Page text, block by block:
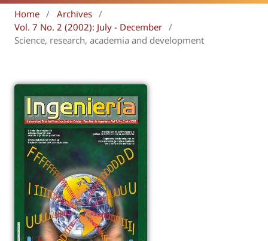
Home / Archives /
Vol. 7 No. 2 (2002): July - December /
Science, research, academia and development